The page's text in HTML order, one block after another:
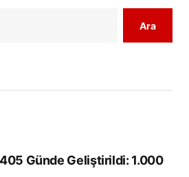
Ara
Günde Geliştirildi: 1.000